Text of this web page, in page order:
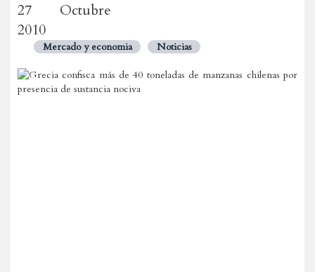
27 Octubre
2010
Mercado y economia Noticias